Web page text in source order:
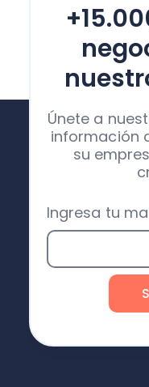
Únete a
información
su
Ingresa tu